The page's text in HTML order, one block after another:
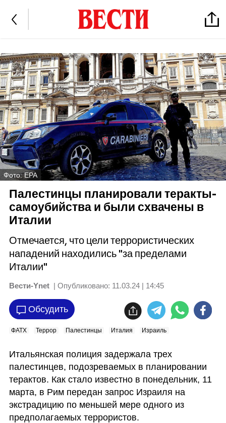
Фото: EPA
Палестинцы планировали теракты-
самоубийства и были схвачены в
Италии
Отмечается, что цели террористических
нападений находились "за пределами
Италии"
Вести-Ynet | Опубликовано: 11.03.24 | 14:45
Обсудить
ФАТХ Террор Палестинцы Италия Израиль
Итальянская полиция задержала трех
палестинцев, подозреваемых в планировании
терактов. Как стало известно в понедельник, 11
марта, в Рим передан запрос Израиля на
экстрадицию по меньшей мере одного из
предполагаемых террористов.